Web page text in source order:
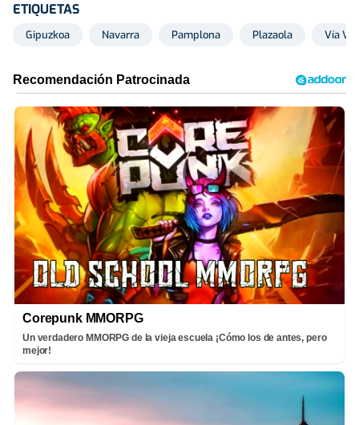
ETIQUETAS
Gipuzkoa Navarra Pamplona Plazaola Vía
Corepunk MMORPG
Un verdadero MMORPG de la vieja escuela ¡Cómo los de antes, pero
mejor!